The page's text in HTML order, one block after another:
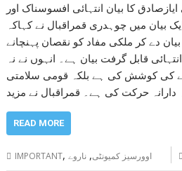
کا بیان انتہائی افسوسناک اور
بیان میں چوہدری قمراقبال نے کہاکہ
بیان دے کر ملکی مفاد کو نقصان پہنچانے
قابل گرفت بیان ہے۔ انہوں نے نہ
کی کوشش کی ہے بلکہ قومی سلامتی
READ MORE
IMPORTANT, اوورسیز کمیونٹی, ناروے